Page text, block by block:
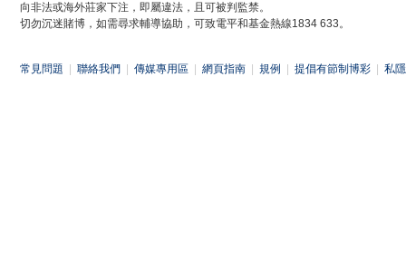
向非法或海外莊家下注，即屬違法，且可被判監禁。
切勿沉迷賭博，如需尋求輔導協助，可致電平和基金熱線1834 633。
常見問題 聯絡我們 傳媒專用區 網頁指南 規例 提倡有節制博彩 私